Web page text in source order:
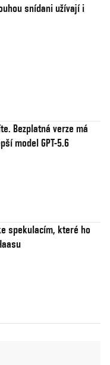
snídani užívají i
Bezplatná verze má
model GPT-5.6
spekulacím, které ho